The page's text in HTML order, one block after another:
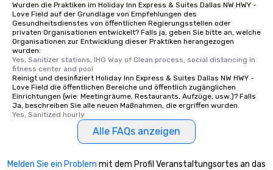
Wurden die Praktiken im Holiday Inn Express & Suites Dallas NW HWY -
Love Field auf der Grundlage von Empfehlungen des
Gesundheitsdienstes von öffentlichen Regierungsstellen oder
privaten Organisationen entwickelt? Falls ja, geben Sie bitte an, welche
Organisationen zur Entwicklung dieser Praktiken herangezogen
wurden:
Yes, Sanitizer stations, IHG Way of Clean process, social distancing in
fitness center and pool
Reinigt und desinfiziert Holiday Inn Express & Suites Dallas NW HWY -
Love Field die öffentlichen Bereiche und öffentlich zugänglichen
Einrichtungen (wie: Meetingräume, Restaurants, Aufzüge, usw.)? Falls
Ja, beschreiben Sie alle neuen Maßnahmen, die ergriffen wurden.
Yes, Sanitized hourly
Alle FAQs anzeigen
Melden Sie ein Problem mit dem Profil Veranstaltungsortes an das